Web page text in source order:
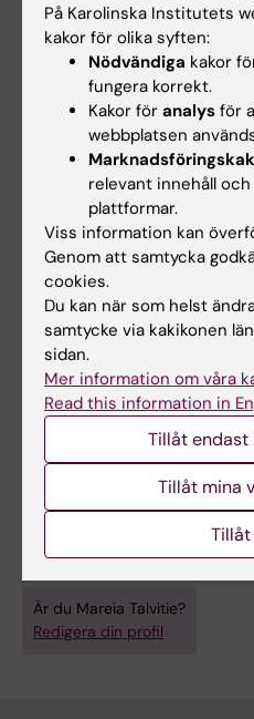
LETTER:ANNALS OF
2021;274(6):e858
Response to the
Prognosis After
Aneurysm Repair is
Bulder RMA; Talvitie M;
Hamming JF; Hultgren
LETTER:JOURNAL OF
INTERVENTIONAL
145
Localized
Intraluminal Thrombus
Abdominal Aortic
Talvitie M; Liljeqvist
Är du Mareia Talvitie?
Redigera din profil
På Karolinska Institutets
kakor för olika syften:
Nödvändiga kakor
fungera korrekt.
Kakor för analys för
webbplatsen
relevant innehåll
plattformar.
Viss information kan
Genom att samtycka
cookies.
Du kan när som helst
samtycke via kakikonen
sidan.
Mer information om våra
Read this information in
Tillåt endast
Tillåt mina
Tillåt